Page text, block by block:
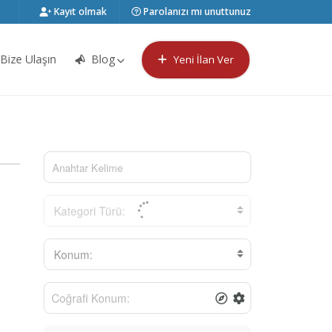
Kayıt olmak Parolanızı mı unuttunuz
Bize Ulaşın Blog Yeni İlan Ver
Kategori Türü:
Konum: